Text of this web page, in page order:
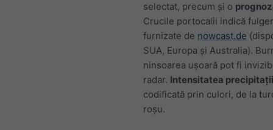
selectat, precum și o
Crucile portocalii indică
furnizate de nowcast.de
SUA, Europa și Australia).
ninsoarea ușoară pot fi
radar. Intensitatea
codificată prin culori, de la
roșu.